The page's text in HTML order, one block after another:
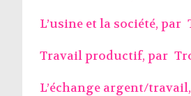
L’usine et la société, par
Travail productif, par
L’échange argent/